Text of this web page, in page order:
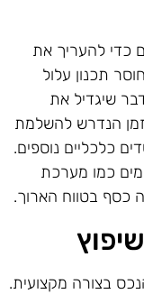
כדי להעריך את
תכנון עלול
שיגדיל את
הנדרש להשלמת
כלכליים נוספים.
כמו מערכת
כסף בטווח הארוך.
בצורה מקצועית.